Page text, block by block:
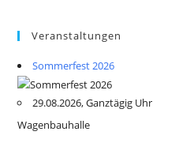
Veranstaltungen
Sommerfest 2026
29.08.2026, Ganztägig Uhr
Wagenbauhalle